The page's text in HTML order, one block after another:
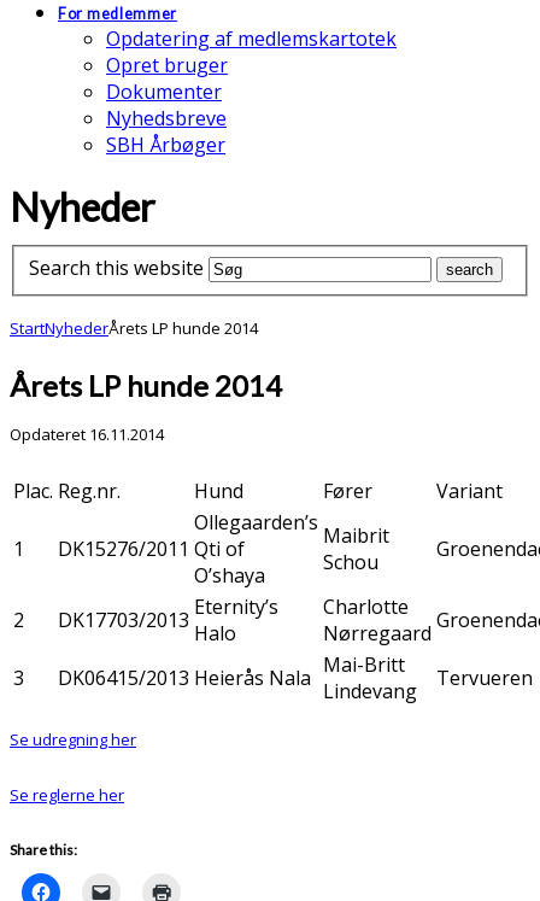
For medlemmer
Opdatering af medlemskartotek
Opret bruger
Dokumenter
Nyhedsbreve
SBH Årbøger
Nyheder
Search this website
StartNyhederÅrets LP hunde 2014
Årets LP hunde 2014
Opdateret 16.11.2014
Plac. Reg.nr. Hund Fører Variant
1 DK15276/2011
Ollegaarden’s
Qti of
O’shaya
Maibrit
Schou
2 DK17703/2013 Eternity’s
Halo
Charlotte
Nørregaard
3 DK06415/2013 Heierås Nala Mai-Britt
Lindevang
Tervueren
Se udregning her
Se reglerne her
Share this: